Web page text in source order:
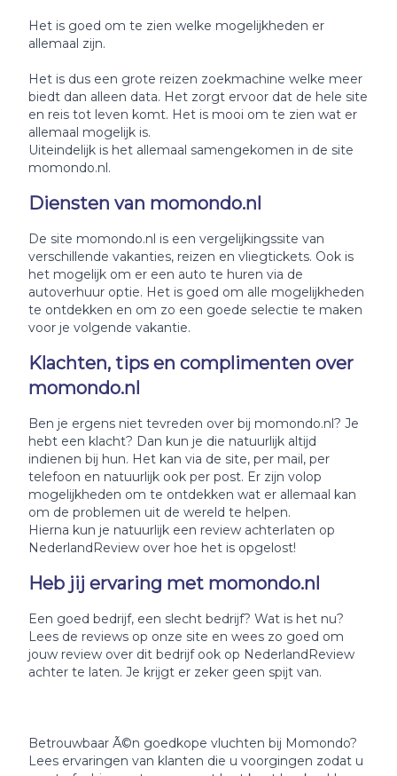
Het is goed om te zien welke mogelijkheden er
allemaal zijn.
Het is dus een grote reizen zoekmachine welke meer
biedt dan alleen data. Het zorgt ervoor dat de hele site
en reis tot leven komt. Het is mooi om te zien wat er
allemaal mogelijk is.
Uiteindelijk is het allemaal samengekomen in de site
momondo.nl.
Diensten van momondo.nl
De site momondo.nl is een vergelijkingssite van
verschillende vakanties, reizen en vliegtickets. Ook is
het mogelijk om er een auto te huren via de
autoverhuur optie. Het is goed om alle mogelijkheden
te ontdekken en om zo een goede selectie te maken
voor je volgende vakantie.
Klachten, tips en complimenten over
momondo.nl
Ben je ergens niet tevreden over bij momondo.nl? Je
hebt een klacht? Dan kun je die natuurlijk altijd
indienen bij hun. Het kan via de site, per mail, per
telefoon en natuurlijk ook per post. Er zijn volop
mogelijkheden om te ontdekken wat er allemaal kan
om de problemen uit de wereld te helpen.
Hierna kun je natuurlijk een review achterlaten op
NederlandReview over hoe het is opgelost!
Heb jij ervaring met momondo.nl
Een goed bedrijf, een slecht bedrijf? Wat is het nu?
Lees de reviews op onze site en wees zo goed om
jouw review over dit bedrijf ook op NederlandReview
achter te laten. Je krijgt er zeker geen spijt van.
Betrouwbaar Ã©n goedkope vluchten bij Momondo?
Lees ervaringen van klanten die u voorgingen zodat u